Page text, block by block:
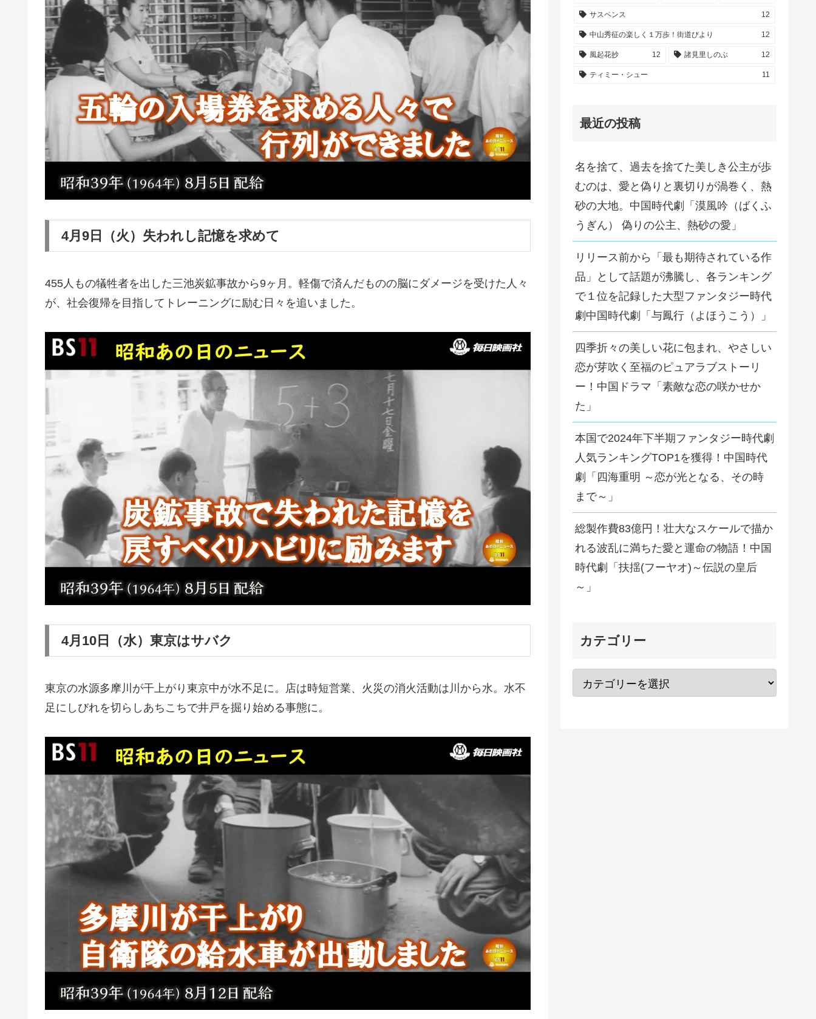
4月9日（火）失われし記憶を求めて
455人もの犠牲者を出した三池炭鉱事故から9ヶ月。軽傷で済んだものの脳にダメージを受けた人々
が、社会復帰を目指してトレーニングに励む日々を追いました。
4月10日（水）東京はサバク
東京の水源多摩川が干上がり東京中が水不足に。店は時短営業、火災の消火活動は川から水。水不
足にしびれを切らしあちこちで井戸を掘り始める事態に。
サスペンス 12
中山秀征の楽しく１万歩！街道びより 12
風起花抄 12 諸見里しのぶ 12
ティミー・シュー 11
最近の投稿
名を捨て、過去を捨てた美しき公主が歩
むのは、愛と偽りと裏切りが渦巻く、熱
砂の大地。中国時代劇「漠風吟（ばくふ
うぎん） 偽りの公主、熱砂の愛」
リリース前から「最も期待されている作
品」として話題が沸騰し、各ランキング
で１位を記録した大型ファンタジー時代
劇中国時代劇「与鳳行（よほうこう）」
四季折々の美しい花に包まれ、やさしい
恋が芽吹く至福のピュアラブストーリ
ー！中国ドラマ「素敵な恋の咲かせか
た」
本国で2024年下半期ファンタジー時代劇
人気ランキングTOP1を獲得！中国時代
劇「四海重明 ～恋が光となる、その時
まで～」
総製作費83億円！壮大なスケールで描か
れる波乱に満ちた愛と運命の物語！中国
時代劇「扶揺(フーヤオ)～伝説の皇后
～」
カテゴリー